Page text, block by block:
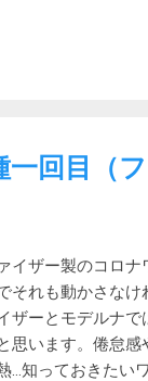
らTeamsに戻っ
した） 一回解
回目（フ
イザー製のコロ
それも動かさな
ザーとモデルナ
思います。倦怠
…知っておきたい